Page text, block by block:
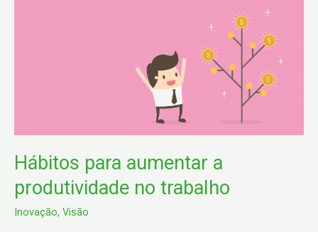
Hábitos para aumentar a
produtividade no trabalho
Inovação, Visão